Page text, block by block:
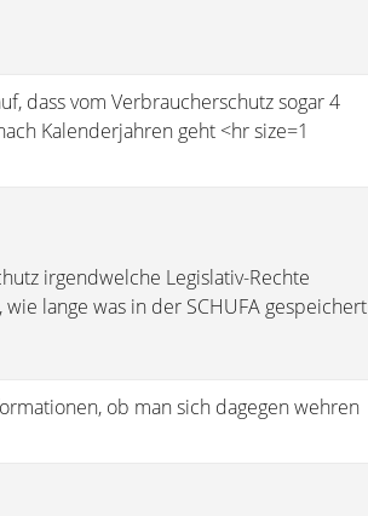
dass vom Verbraucherschutz sogar 4
Kalenderjahren geht <hr size=1
irgendwelche Legislativ-Rechte
lange was in der SCHUFA gespeichert
ob man sich dagegen wehren